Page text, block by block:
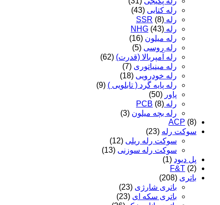
رله کتابی (43)
رله SSR (8)
رله NHG (43)
رله میلون (16)
رله روسی (5)
رله آمپربالا (قدرت) (62)
رله مینیاتوری (7)
رله خودرویی (18)
رله پایه گرد ( تابلویی ) (9)
پاور (50)
رله PCB (8)
رله بچه میلون (3)
ACP (8)
سوکت رله (23)
سوکت رله ریلی (12)
سوکت رله سوزنی (13)
پل دیود (1)
F&T (2)
باتری (208)
باتری شارژی (23)
باتری سکه ای (23)